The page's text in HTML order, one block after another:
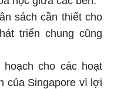
sách cần thiết cho
triển chung cũng
cho các hoạt
của Singapore vì lợi